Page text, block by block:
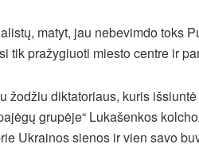
matyt, jau nebevimdo toks
tik pražygiuoti miesto centre ir
žodžiu diktatoriaus, kuris
grupėje“ Lukašenkos
Ukrainos sienos ir vien savo